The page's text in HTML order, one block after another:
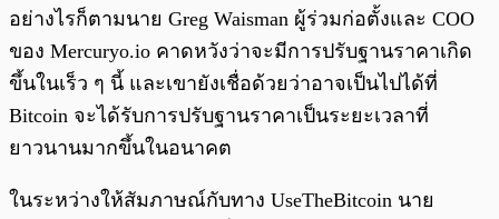
อย่างไรก็ตามนาย Greg Waisman ผู้ร่วมก่อตั้งและ COO
ของ Mercuryo.io คาดหวังว่าจะมีการปรับฐานราคาเกิด
ขึ้นในเร็ว ๆ นี้ และเขายังเชื่อด้วยว่าอาจเป็นไปได้ที่
Bitcoin จะได้รับการปรับฐานราคาเป็นระยะเวลาที่
ยาวนานมากขึ้นในอนาคต
ในระหว่างให้สัมภาษณ์กับทาง UseTheBitcoin นาย